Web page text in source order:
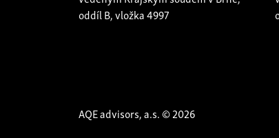
oddíl B, vložka 4997
AQE advisors, a.s. © 2026